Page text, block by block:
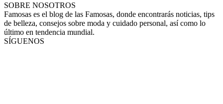
SOBRE NOSOTROS
Famosas es el blog de las Famosas, donde encontrarás noticias, tips
de belleza, consejos sobre moda y cuidado personal, así como lo
último en tendencia mundial.
SÍGUENOS